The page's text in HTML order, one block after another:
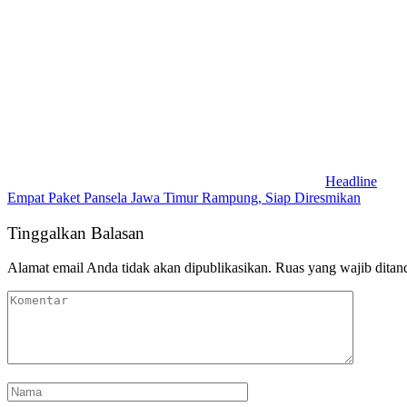
Headline
Empat Paket Pansela Jawa Timur Rampung, Siap Diresmikan
Tinggalkan Balasan
Alamat email Anda tidak akan dipublikasikan. Ruas yang wajib